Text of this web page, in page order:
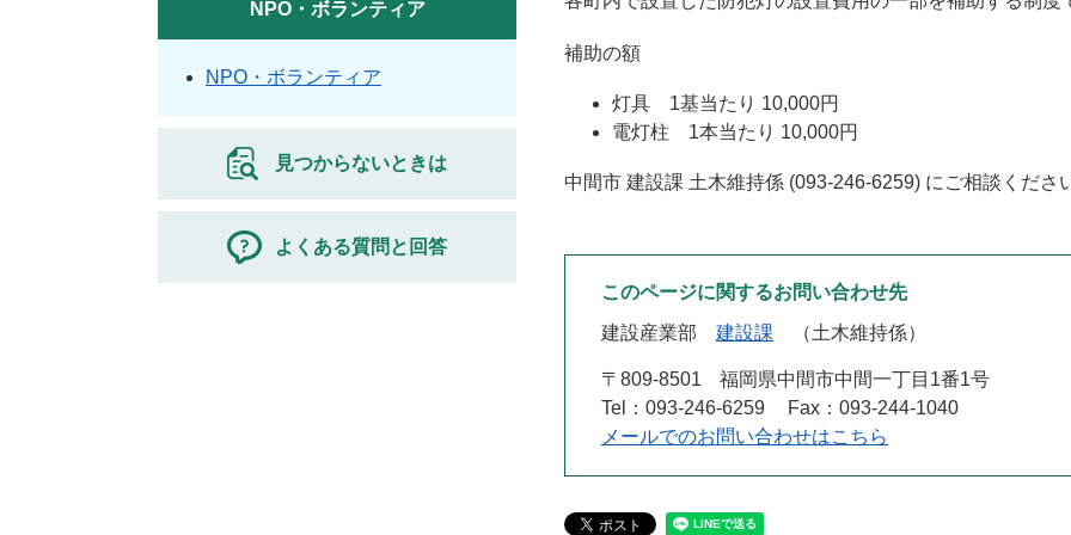
補助の額
灯具 1基当たり 10,000円
電灯柱 1本当たり 10,000円
中間市 建設課 土木維持係 (093-246-6259) にご相談くださ
このページに関するお問い合わせ先
建設産業部
建設課 土木維持係
〒809-8501
福岡県中間市中間一丁目1番1号
Tel：093-246-6259
Fax：093-244‐1040
メールでのお問い合わせはこちら
NPO・ボランティア
NPO・ボランティア
見つからないときは
よくある質問と回答